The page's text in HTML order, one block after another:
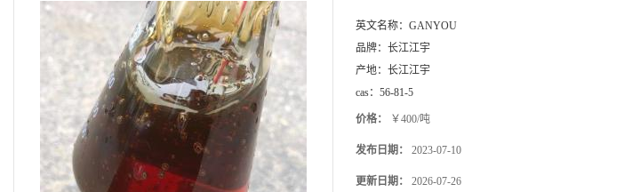
英文名称： GANYOU
品牌： 长江江宇
产地： 长江江宇
cas： 56-81-5
价格： ￥400/吨
发布日期： 2023-07-10
更新日期： 2026-07-26